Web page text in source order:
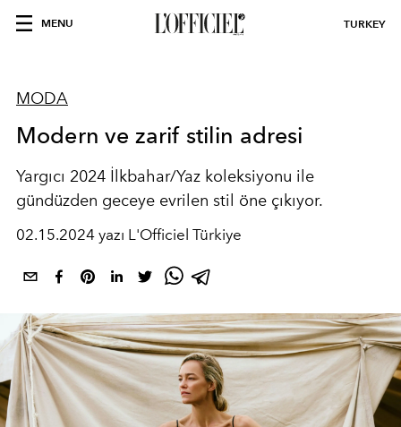
MENU TURKEY
MODA
Modern ve zarif stilin adresi
Yargıcı 2024 İlkbahar/Yaz koleksiyonu ile
gündüzden geceye evrilen stil öne çıkıyor.
02.15.2024 yazı L'Officiel Türkiye